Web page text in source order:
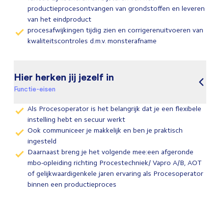
productieprocesontvangen van grondstoffen en leveren
van het eindproduct
procesafwijkingen tijdig zien en corrigerenuitvoeren van
kwaliteitscontroles d.m.v. monsterafname
Hier herken jij jezelf in
Functie-eisen
Als Procesoperator is het belangrijk dat je een flexibele
instelling hebt en secuur werkt
Ook communiceer je makkelijk en ben je praktisch
ingesteld
Daarnaast breng je het volgende mee:een afgeronde
mbo-opleiding richting Procestechniek/ Vapro A/B, AOT
of gelijkwaardigenkele jaren ervaring als Procesoperator
binnen een productieproces